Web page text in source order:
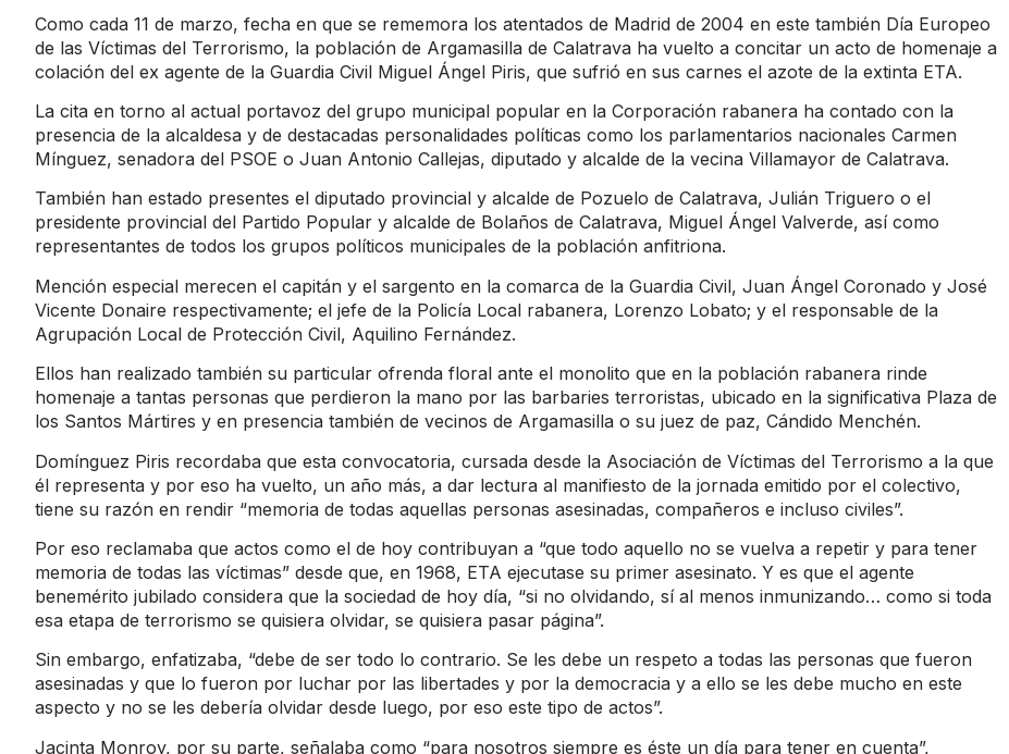
Como cada 11 de marzo, fecha en que se rememora los atentados de Madrid de 2004 en este también Día Europeo
de las Víctimas del Terrorismo, la población de Argamasilla de Calatrava ha vuelto a concitar un acto de homenaje a
colación del ex agente de la Guardia Civil Miguel Ángel Piris, que sufrió en sus carnes el azote de la extinta ETA.
La cita en torno al actual portavoz del grupo municipal popular en la Corporación rabanera ha contado con la
presencia de la alcaldesa y de destacadas personalidades políticas como los parlamentarios nacionales Carmen
Mínguez, senadora del PSOE o Juan Antonio Callejas, diputado y alcalde de la vecina Villamayor de Calatrava.
También han estado presentes el diputado provincial y alcalde de Pozuelo de Calatrava, Julián Triguero o el
presidente provincial del Partido Popular y alcalde de Bolaños de Calatrava, Miguel Ángel Valverde, así como
representantes de todos los grupos políticos municipales de la población anfitriona.
Mención especial merecen el capitán y el sargento en la comarca de la Guardia Civil, Juan Ángel Coronado y José
Vicente Donaire respectivamente; el jefe de la Policía Local rabanera, Lorenzo Lobato; y el responsable de la
Agrupación Local de Protección Civil, Aquilino Fernández.
Ellos han realizado también su particular ofrenda floral ante el monolito que en la población rabanera rinde
homenaje a tantas personas que perdieron la mano por las barbaries terroristas, ubicado en la significativa Plaza de
los Santos Mártires y en presencia también de vecinos de Argamasilla o su juez de paz, Cándido Menchén.
Domínguez Piris recordaba que esta convocatoria, cursada desde la Asociación de Víctimas del Terrorismo a la que
él representa y por eso ha vuelto, un año más, a dar lectura al manifiesto de la jornada emitido por el colectivo,
tiene su razón en rendir “memoria de todas aquellas personas asesinadas, compañeros e incluso civiles”.
Por eso reclamaba que actos como el de hoy contribuyan a “que todo aquello no se vuelva a repetir y para tener
memoria de todas las víctimas” desde que, en 1968, ETA ejecutase su primer asesinato. Y es que el agente
benemérito jubilado considera que la sociedad de hoy día, “si no olvidando, sí al menos inmunizando… como si toda
esa etapa de terrorismo se quisiera olvidar, se quisiera pasar página”.
Sin embargo, enfatizaba, “debe de ser todo lo contrario. Se les debe un respeto a todas las personas que fueron
asesinadas y que lo fueron por luchar por las libertades y por la democracia y a ello se les debe mucho en este
aspecto y no se les debería olvidar desde luego, por eso este tipo de actos”.
Jacinta Monroy, por su parte, señalaba como “para nosotros siempre es éste un día para tener en cuenta”,